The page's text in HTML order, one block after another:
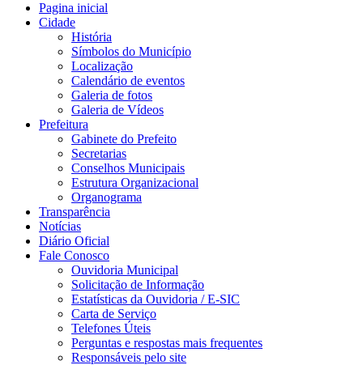
Pagina inicial
Cidade
História
Símbolos do Município
Localização
Calendário de eventos
Galeria de fotos
Galeria de Vídeos
Prefeitura
Gabinete do Prefeito
Secretarias
Conselhos Municipais
Estrutura Organizacional
Organograma
Transparência
Notícias
Diário Oficial
Fale Conosco
Ouvidoria Municipal
Solicitação de Informação
Estatísticas da Ouvidoria / E-SIC
Carta de Serviço
Telefones Úteis
Perguntas e respostas mais frequentes
Responsáveis pelo site